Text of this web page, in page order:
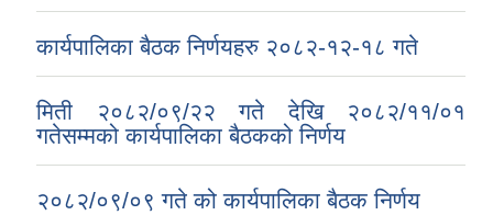
कार्यपालिका बैठक निर्णयहरु २०८२-१२-१८ गते
मिती २०८२/०९/२२ गते देखि २०८२/११/०१
गतेसम्मको कार्यपालिका बैठकको निर्णय
२०८२/०९/०९ गते को कार्यपालिका बैठक निर्णय